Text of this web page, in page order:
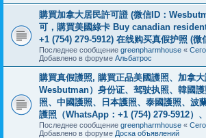
購買加拿大居民許可證 (微信ID：
可，購買美國綠卡 Buy canadian
+1 (754) 279-5912) 在线购买真假护照 (微
Последнее сообщение greenpharmhouse «
Добавлено в форуме Альбатрос
購買真假護照, 購買正品美國護照、加拿大
Wesbutman）身份证、驾驶执照、韓國
照、中國護照、日本護照、泰國護照、波
護照（WhatsApp：+1 (754) 279-5912）、
Последнее сообщение greenpharmhouse «
Добавлено в форуме Доска объявлений